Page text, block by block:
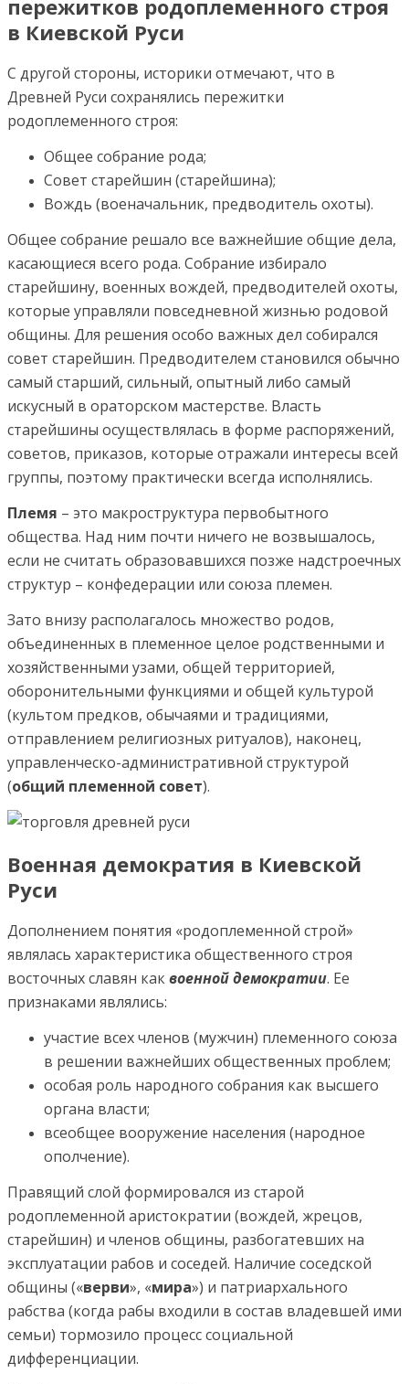
пережитков родоплеменного строя
в Киевской Руси
С другой стороны, историки отмечают, что в
Древней Руси сохранялись пережитки
родоплеменного строя:
Общее собрание рода;
Совет старейшин (старейшина);
Вождь (военачальник, предводитель охоты).
Общее собрание решало все важнейшие общие дела,
касающиеся всего рода. Собрание избирало
старейшину, военных вождей, предводителей охоты,
которые управляли повседневной жизнью родовой
общины. Для решения особо важных дел собирался
совет старейшин. Предводителем становился обычно
самый старший, сильный, опытный либо самый
искусный в ораторском мастерстве. Власть
старейшины осуществлялась в форме распоряжений,
советов, приказов, которые отражали интересы всей
группы, поэтому практически всегда исполнялись.
Племя – это макроструктура первобытного
общества. Над ним почти ничего не возвышалось,
если не считать образовавшихся позже надстроечных
структур – конфедерации или союза племен.
Зато внизу располагалось множество родов,
объединенных в племенное целое родственными и
хозяйственными узами, общей территорией,
оборонительными функциями и общей культурой
(культом предков, обычаями и традициями,
отправлением религиозных ритуалов), наконец,
управленческо-административной структурой
(общий племенной совет).
Военная демократия в Киевской
Руси
Дополнением понятия «родоплеменной строй»
являлась характеристика общественного строя
восточных славян каквоенной демократии. Ее
признаками являлись:
участие всех членов (мужчин) племенного союза
в решении важнейших общественных проблем;
особая роль народного собрания как высшего
органа власти;
всеобщее вооружение населения (народное
ополчение).
Правящий слой формировался из старой
родоплеменной аристократии (вождей, жрецов,
старейшин) и членов общины, разбогатевших на
эксплуатации рабов и соседей. Наличие соседской
общины («верви», «мира») и патриархального
рабства (когда рабы входили в состав владевшей ими
семьи) тормозило процесс социальной
дифференциации.